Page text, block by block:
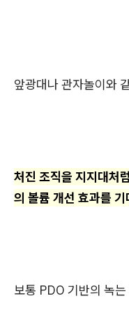
앞광대나 관자놀이와
처진 조직을 지지대처
의 볼륨 개선 효과를
보통 PDO 기반의 녹